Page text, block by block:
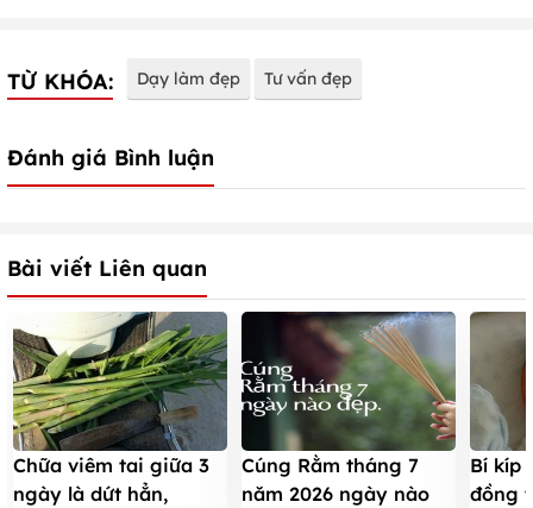
TỪ KHÓA: Dạy làm đẹp Tư vấn đẹp
Đánh giá Bình luận
Bài viết Liên quan
Chữa viêm tai giữa 3
ngày là dứt hẳn,
Cúng Rằm tháng 7
năm 2026 ngày nào
Bí kíp
đồng